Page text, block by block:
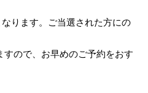
ります。ご当選された方にの
ので、お早めのご予約をおす